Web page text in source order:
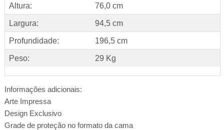
Altura:
76,0 cm
Largura:
94,5 cm
Profundidade:
196,5 cm
Peso:
29 Kg
Informações adicionais:
Arte Impressa
Design Exclusivo
Grade de proteção no formato da cama